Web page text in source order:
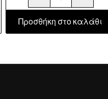
Προσθήκη στο καλάθι